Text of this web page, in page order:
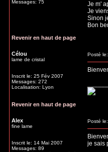
Messages: 75
Je m'
Je
Sinon
Bon
Revenir en haut de page
Célou
lame de cristal
Inscrit le: 25 Fév 2007
Messages: 272
Localisation: Lyon
Posté
Revenir en haut de page
Alex
fine lame
Inscrit le: 14 Mai 2007
Messages: 89
Posté
je sais